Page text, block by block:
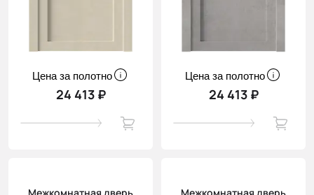
Цена за полотно
24 413 ₽
Цена за полотно
24 413 ₽